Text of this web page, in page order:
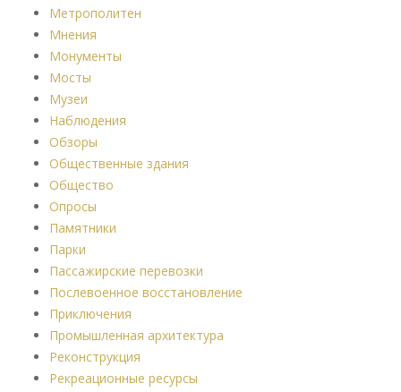
Метрополитен
Мнения
Монументы
Мосты
Музеи
Наблюдения
Обзоры
Общественные здания
Общество
Опросы
Памятники
Парки
Пассажирские перевозки
Послевоенное восстановление
Приключения
Промышленная архитектура
Реконструкция
Рекреационные ресурсы